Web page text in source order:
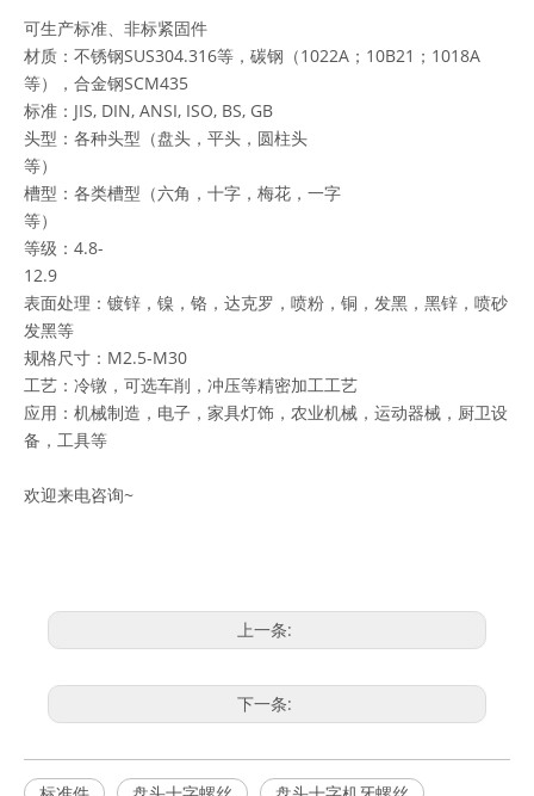
可生产标准、非标紧固件
材质：不锈钢SUS304.316等，碳钢（1022A；10B21；1018A
等），合金钢SCM435
标准：JIS, DIN, ANSI, ISO, BS, GB
头型：各种头型（盘头，平头，圆柱头
等）
槽型：各类槽型（六角，十字，梅花，一字
等）
等级：4.8-
12.9
表面处理：镀锌，镍，铬，达克罗，喷粉，铜，发黑，黑锌，喷砂
发黑等
规格尺寸：M2.5-M30
工艺：冷镦，可选车削，冲压等精密加工工艺
应用：机械制造，电子，家具灯饰，农业机械，运动器械，厨卫设
备，工具等
欢迎来电咨询~
上一条:
下一条: